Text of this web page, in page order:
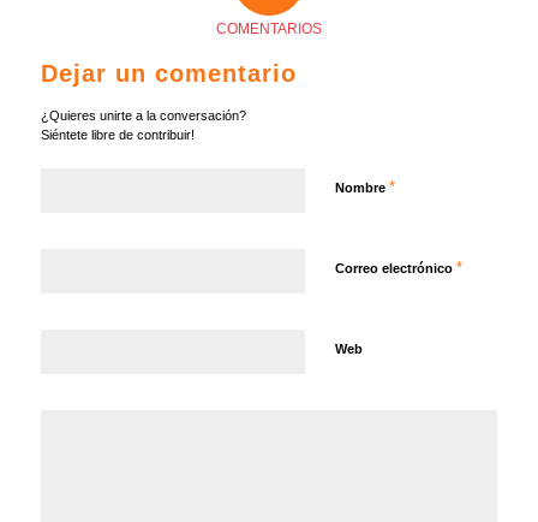
COMENTARIOS
Dejar un comentario
¿Quieres unirte a la conversación?
Siéntete libre de contribuir!
Nombre *
Correo electrónico *
Web